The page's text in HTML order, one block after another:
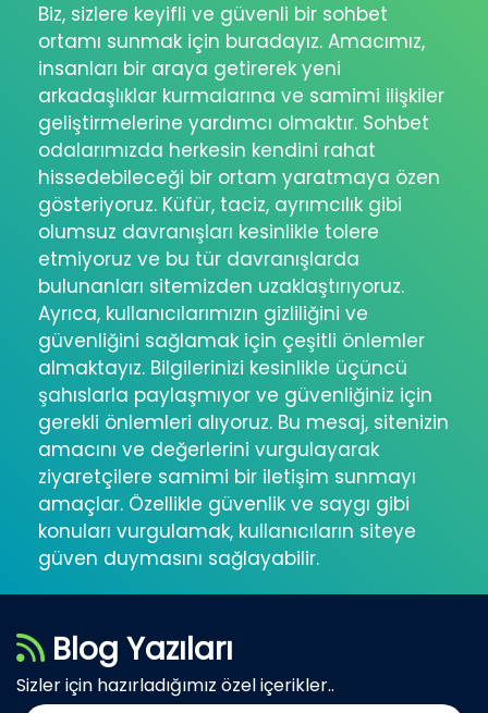
Biz, sizlere keyifli ve güvenli bir sohbet
ortamı sunmak için buradayız. Amacımız,
insanları bir araya getirerek yeni
arkadaşlıklar kurmalarına ve samimi ilişkiler
geliştirmelerine yardımcı olmaktır. Sohbet
odalarımızda herkesin kendini rahat
hissedebileceği bir ortam yaratmaya özen
gösteriyoruz. Küfür, taciz, ayrımcılık gibi
olumsuz davranışları kesinlikle tolere
etmiyoruz ve bu tür davranışlarda
bulunanları sitemizden uzaklaştırıyoruz.
Ayrıca, kullanıcılarımızın gizliliğini ve
güvenliğini sağlamak için çeşitli önlemler
almaktayız. Bilgilerinizi kesinlikle üçüncü
şahıslarla paylaşmıyor ve güvenliğiniz için
gerekli önlemleri alıyoruz. Bu mesaj, sitenizin
amacını ve değerlerini vurgulayarak
ziyaretçilere samimi bir iletişim sunmayı
amaçlar. Özellikle güvenlik ve saygı gibi
konuları vurgulamak, kullanıcıların siteye
güven duymasını sağlayabilir.
Blog Yazıları
Sizler için hazırladığımız özel içerikler..